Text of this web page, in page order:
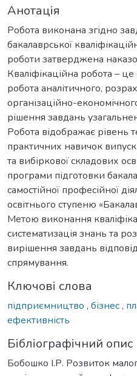
Анотація
Робота виконана згідно
бакалаврської
роботи затверджена
Кваліфікаційна робота – це
робота аналітичного,
організаційно-
рішення завдань
Робота відображає рівень
практичних навичок
та вибіркової складових
програми підготовки
самостійної професійної
освітнього ступеню
Метою виконання
систематизація знань та
вирішення завдань
спрямування.
Ключові слова
підприємництво , бізнес,
ефективність
Бібліографічний опис
Бобошко І.Р. Розвиток